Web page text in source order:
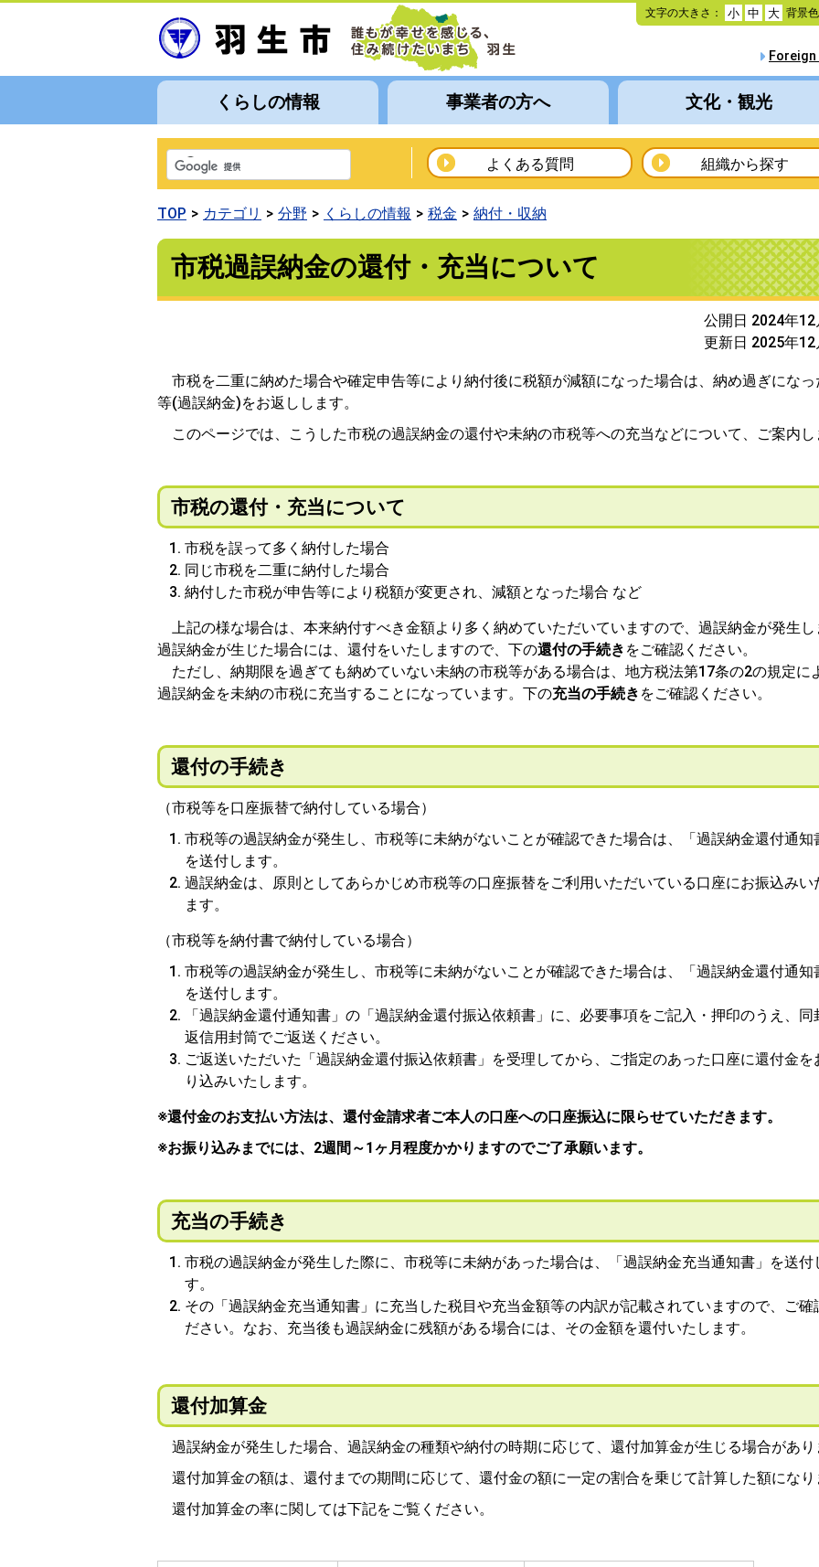
本
文
動
文字の大きさ： 小 中 大 背景
くらしの情報 事業者の方へ 文化・観光
よくある質問 組織から探す
TOP カテゴリ 分野 くらしの情報 税金 納付・収納
市税過誤納金の還付・充当について
公開日 2024年
更新日 2025年
市税を二重に納めた場合や確定申告等により納付後に税額が減額になった場合は、納め過ぎになっ
等(過誤納金)をお返しします。
このページでは、こうした市税の過誤納金の還付や未納の市税等への充当などについて、ご案内し
市税の還付・充当について
市税を誤って多く納付した場合
同じ市税を二重に納付した場合
納付した市税が申告等により税額が変更され、減額となった場合 など
上記の様な場合は、本来納付すべき金額より多く納めていただいていますので、過誤納金が発生し
過誤納金が生じた場合には、還付をいたしますので、下の還付の手続き をご確認ください。
ただし、納期限を過ぎても納めていない未納の市税等がある場合は、地方税法第17条の2の規定に
過誤納金を未納の市税に充当することになっています。下の充当の手続き をご確認ください。
還付の手続き
（市税等を口座振替で納付している場合）
市税等の過誤納金が発生し、市税等に未納がないことが確認できた場合は、「過誤納金還付通知
を送付します。
過誤納金は、原則としてあらかじめ市税等の口座振替をご利用いただいている口座にお振込みい
ます。
（市税等を納付書で納付している場合）
市税等の過誤納金が発生し、市税等に未納がないことが確認できた場合は、「過誤納金還付通知
を送付します。
「過誤納金還付通知書」の「過誤納金還付振込依頼書」に、必要事項をご記入・押印のうえ、同
返信用封筒でご返送ください。
ご返送いただいた「過誤納金還付振込依頼書」を受理してから、ご指定のあった口座に還付金を
り込みいたします。
※還付金のお支払い方法は、還付金請求者ご本人の口座への口座振込に限らせていただきます。
※お振り込みまでには、 2週間～1ヶ月程度かかりますのでご了承願います。
充当の手続き
市税の過誤納金が発生した際に、市税等に未納があった場合は、「過誤納金充当通知書」を送付
す。
その「過誤納金充当通知書」に充当した税目や充当金額等の内訳が記載されていますので、ご確
ださい。なお、充当後も過誤納金に残額がある場合には、その金額を還付いたします。
還付加算金
過誤納金が発生した場合、過誤納金の種類や納付の時期に応じて、還付加算金が生じる場合があり
還付加算金の額は、還付までの期間に応じて、還付金の額に一定の割合を乗じて計算した額になり
還付加算金の率に関しては下記をご覧ください。